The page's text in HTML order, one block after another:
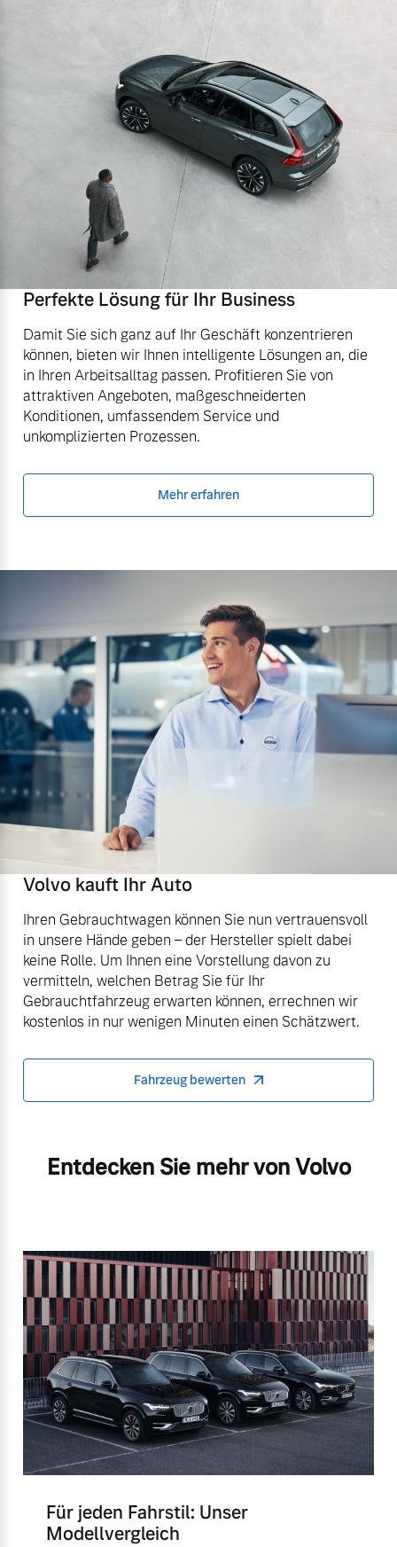
Perfekte Lösung für Ihr Business
Damit Sie sich ganz auf Ihr Geschäft konzentrieren
können, bieten wir Ihnen intelligente Lösungen an, die
in Ihren Arbeitsalltag passen. Profitieren Sie von
attraktiven Angeboten, maßgeschneiderten
Konditionen, umfassendem Service und
unkomplizierten Prozessen.
Mehr erfahren
Volvo kauft Ihr Auto
Ihren Gebrauchtwagen können Sie nun vertrauensvoll
in unsere Hände geben – der Hersteller spielt dabei
keine Rolle. Um Ihnen eine Vorstellung davon zu
vermitteln, welchen Betrag Sie für Ihr
Gebrauchtfahrzeug erwarten können, errechnen wir
kostenlos in nur wenigen Minuten einen Schätzwert.
Fahrzeug bewerten
Entdecken Sie mehr von Volvo
Für jeden Fahrstil: Unser
Modellvergleich